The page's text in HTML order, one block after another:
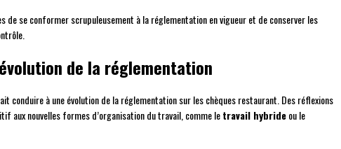
de se conformer scrupuleusement à la réglementation en vigueur et de conserver les
de la réglementation
conduire à une évolution de la réglementation sur les chèques restaurant. Des réflexions
aux nouvelles formes d’organisation du travail, comme letravail hybrideou le